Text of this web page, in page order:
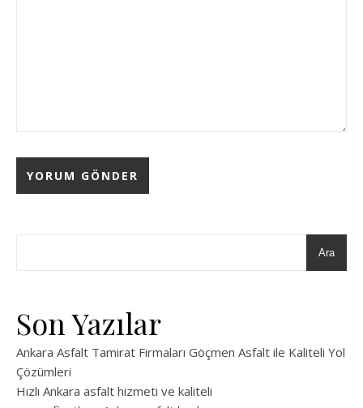
Ara
Son Yazılar
Ankara Asfalt Tamirat Firmaları Göçmen Asfalt ile Kaliteli Yol
Çözümleri
Hızlı Ankara asfalt hizmeti ve kaliteli